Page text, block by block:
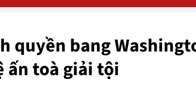
quyền bang
ấn toà giải tội